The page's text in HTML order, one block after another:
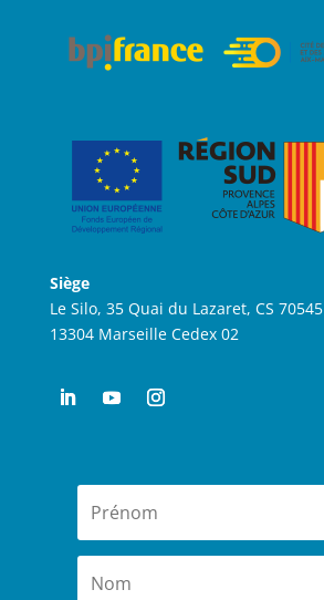
Siège
Le Silo, 35 Quai du Lazaret, CS 70545
13304 Marseille Cedex 02